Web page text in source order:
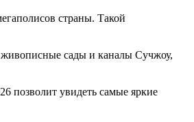
страны. Такой
сады и каналы Сучжоу,
позволит увидеть самые яркие